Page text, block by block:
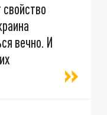
вечно. И